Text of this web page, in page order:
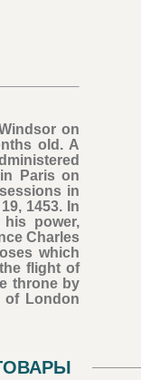
on
old. A
Paris on
in
1453. In
power,
Charles
which
flight of
throne by
of London